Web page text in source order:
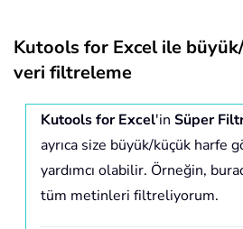
Kutools for Excel ile
veri filtreleme
Kutools for Excel'in Süper
ayrıca size büyük/küçük harfe
yardımcı olabilir. Örneğin,
tüm metinleri filtreliyorum.